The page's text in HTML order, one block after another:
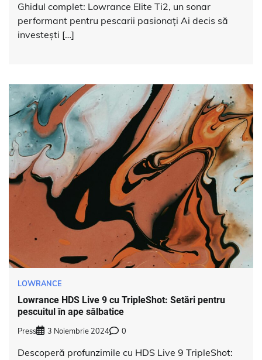
Ghidul complet: Lowrance Elite Ti2, un sonar
performant pentru pescarii pasionați Ai decis să
investești […]
LOWRANCE
Lowrance HDS Live 9 cu TripleShot: Setări pentru
pescuitul în ape sălbatice
Press 3 Noiembrie 2024 0
Descoperă profunzimile cu HDS Live 9 TripleShot: